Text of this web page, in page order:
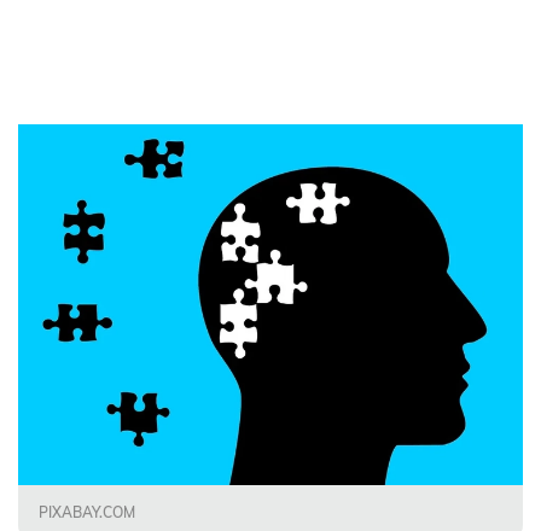
PIXABAY.COM